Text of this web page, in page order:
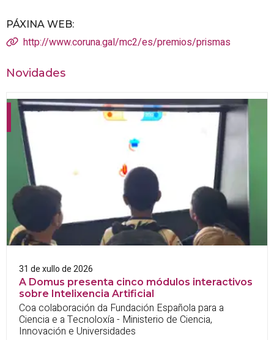
PÁXINA WEB:
http://www.coruna.gal/mc2/es/premios/prismas
Novidades
31 de xullo de 2026
A Domus presenta cinco módulos interactivos
sobre Intelixencia Artificial
Coa colaboración da Fundación Española para a
Ciencia e a Tecnoloxía - Ministerio de Ciencia,
Innovación e Universidades